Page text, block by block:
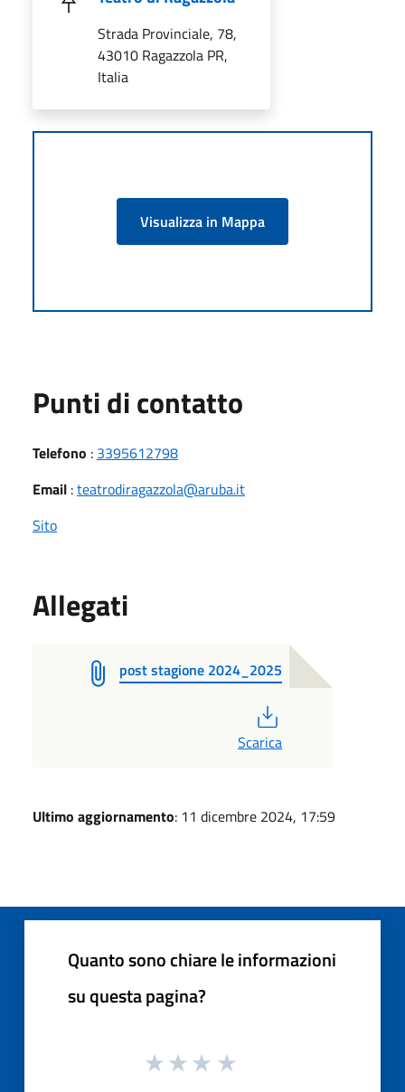
Strada Provinciale, 78,
43010 Ragazzola PR,
Italia
Visualizza in Mappa
Punti di contatto
Telefono : 3395612798
Email :teatrodiragazzola@aruba.it
Sito
Allegati
post stagione 2024_2025
Scarica
Ultimo aggiornamento: 11 dicembre 2024, 17:59
Quanto sono chiare le informazioni
su questa pagina?